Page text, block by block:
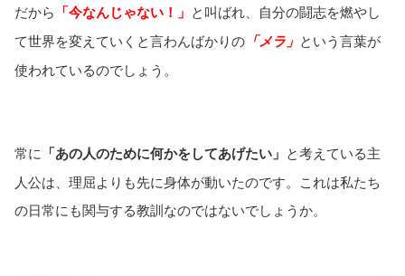
だから 「今なんじゃない！」 と叫ばれ、自分の闘志を燃やし
て世界を変えていくと言わんばかりの 「メラ」 という言葉が
使われているのでしょう。
常に 「あの人のために何かをしてあげたい」 と考えている主
人公は、理屈よりも先に身体が動いたのです。これは私たち
の日常にも関与する教訓なのではないでしょうか。